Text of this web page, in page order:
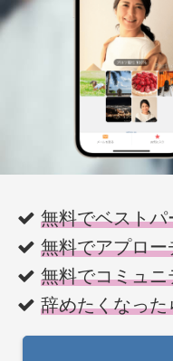
無料でベスト
無料でアプロ
無料でコミュ
辞めたくなっ